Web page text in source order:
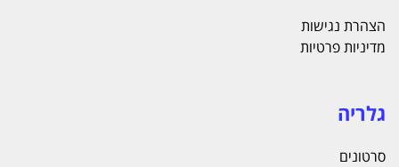
הצהרת נגישות
מדיניות פרטיות
גלריה
סרטונים